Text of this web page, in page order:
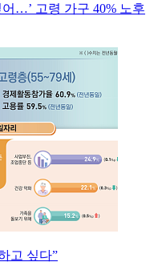
…’ 고령 가구 40% 노후
고 싶다”